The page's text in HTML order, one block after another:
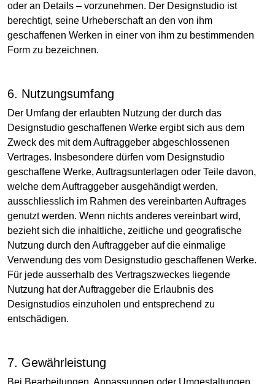
oder an Details – vorzunehmen. Der Designstudio ist
berechtigt, seine Urheberschaft an den von ihm
geschaffenen Werken in einer von ihm zu bestimmenden
Form zu bezeichnen.
6. Nutzungsumfang
Der Umfang der erlaubten Nutzung der durch das
Designstudio geschaffenen Werke ergibt sich aus dem
Zweck des mit dem Auftraggeber abgeschlossenen
Vertrages. Insbesondere dürfen vom Designstudio
geschaffene Werke, Auftragsunterlagen oder Teile davon,
welche dem Auftraggeber ausgehändigt werden,
ausschliesslich im Rahmen des vereinbarten Auftrages
genutzt werden. Wenn nichts anderes vereinbart wird,
bezieht sich die inhaltliche, zeitliche und geografische
Nutzung durch den Auftraggeber auf die einmalige
Verwendung des vom Designstudio geschaffenen Werke.
Für jede ausserhalb des Vertragszweckes liegende
Nutzung hat der Auftraggeber die Erlaubnis des
Designstudios einzuholen und entsprechend zu
entschädigen.
7. Gewährleistung
Bei Bearbeitungen, Anpassungen oder Umgestaltungen